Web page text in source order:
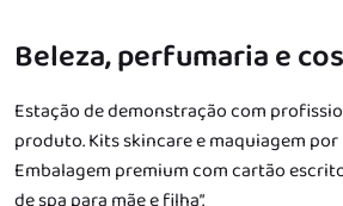
Beleza, perfumaria e
Estação de demonstração com
produto. Kits skincare e maquiagem
Embalagem premium com cartão